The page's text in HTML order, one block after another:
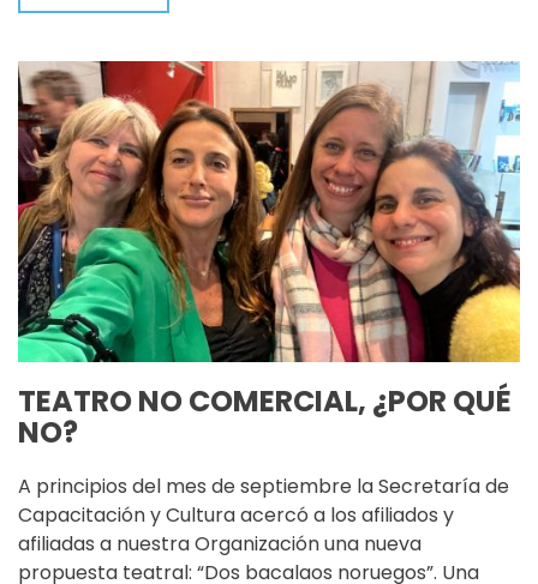
TEATRO NO COMERCIAL, ¿POR QUÉ
NO?
A principios del mes de septiembre la Secretaría de
Capacitación y Cultura acercó a los afiliados y
afiliadas a nuestra Organización una nueva
propuesta teatral: “Dos bacalaos noruegos”. Una